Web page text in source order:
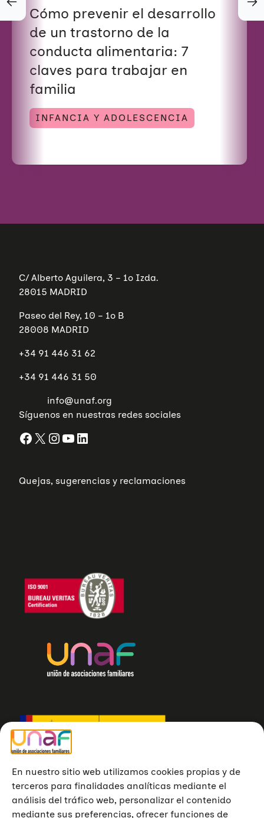
En nuestro sitio web utilizamos cookies propias y de
terceros para finalidades analíticas mediante el
análisis del tráfico web, personalizar el contenido
mediante sus preferencias, ofrecer funciones de
Cómo prevenir el desarrollo
de un trastorno de la
conducta alimentaria: 7
claves para trabajar en
familia
INFANCIA Y ADOLESCENCIA
C/ Alberto Aguilera, 3 – 1º Izda.
28015 MADRID
Paseo del Rey, 10 – 1º B
28008 MADRID
+34 91 446 31 62
+34 91 446 31 50
info@unaf.org
Síguenos en nuestras redes sociales
Facebook X InstagramYouTube LinkedIn
Quejas, sugerencias y reclamaciones